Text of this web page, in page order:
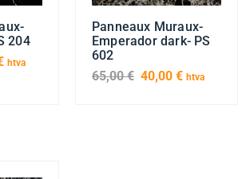
204
htva
Panneaux Muraux-
Emperador dark- PS
602
65,00€ 40,00 € htva